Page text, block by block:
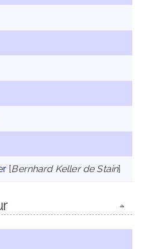
[Bernhard Keller de Stain]